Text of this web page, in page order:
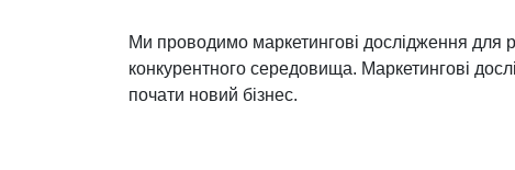
Ми проводимо маркетингові дослідження для
конкурентного середовища. Маркетингові
почати новий бізнес.